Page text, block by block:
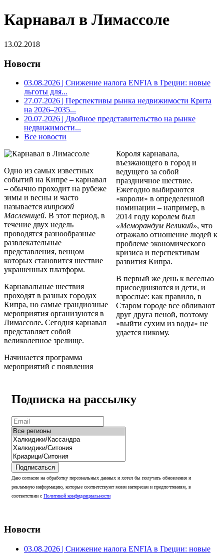
Карнавал в Лимассоле
13.02.2018
Новости
03.08.2026 | Снижение налога ENFIA в Греции: новые
льготы для...
27.07.2026 | Перспективы рынка недвижимости Крита
на 2026–2035...
20.07.2026 | Двойное представительство на рынке
недвижимости...
Все новости
Одно из самых известных
событий на Кипре – карнавал
– обычно проходит на рубеже
зимы и весны и часто
называется кипрской
Масленицей. В этот период, в
течение двух недель
проводятся разнообразные
развлекательные
представления, венцом
которых становится шествие
украшенных платформ.
Карнавальные шествия
проходят в разных городах
Кипра, но самые грандиозные
мероприятия организуются в
Лимассоле. Сегодня карнавал
представляет собой
великолепное зрелище.
Начинается программа
мероприятий с появления
Короля карнавала,
въезжающего в город и
ведущего за собой
праздничное шествие.
Ежегодно выбираются
«короли» в определенной
номинации – например, в
2014 году королем был
«Меморандум Великий», что
отражало отношение людей к
проблеме экономического
кризиса и перспективам
развития Кипра.
В первый же день к веселью
присоединяются и дети, и
взрослые: как правило, в
Старом городе все обливают
друг друга пеной, поэтому
«выйти сухим из воды» не
удается никому.
Подписка на рассылку
Подписаться
Даю согласие на обработку персональных данных и хотел бы получать обновления и
рекламную информацию, которые соответствуют моим интересам и предпочтениям, в
соответствии с Политикой конфиденциальности
Новости
03.08.2026 | Снижение налога ENFIA в Греции: новые